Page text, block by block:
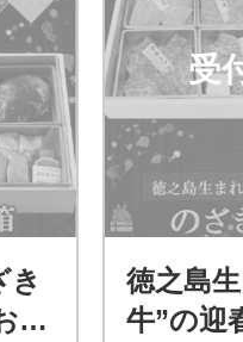
き
せ
受
徳之島
牛”の迎